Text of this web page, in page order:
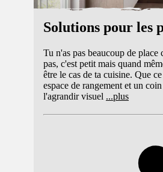
Solutions pour les
Tu n'as pas beaucoup de
pas, c'est petit mais quand
être le cas de ta cuisine. Que
espace de rangement et un
l'agrandir visuel ...plus